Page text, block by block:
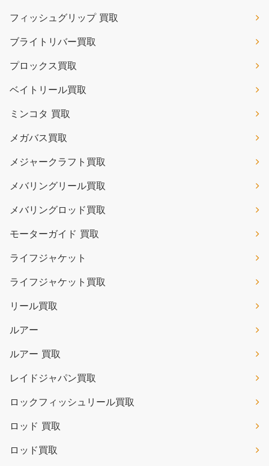
フィッシュグリップ 買取
ブライトリバー買取
プロックス買取
ベイトリール買取
ミンコタ 買取
メガバス買取
メジャークラフト買取
メバリングリール買取
メバリングロッド買取
モーターガイド 買取
ライフジャケット
ライフジャケット買取
リール買取
ルアー
ルアー 買取
レイドジャパン買取
ロックフィッシュリール買取
ロッド 買取
ロッド買取